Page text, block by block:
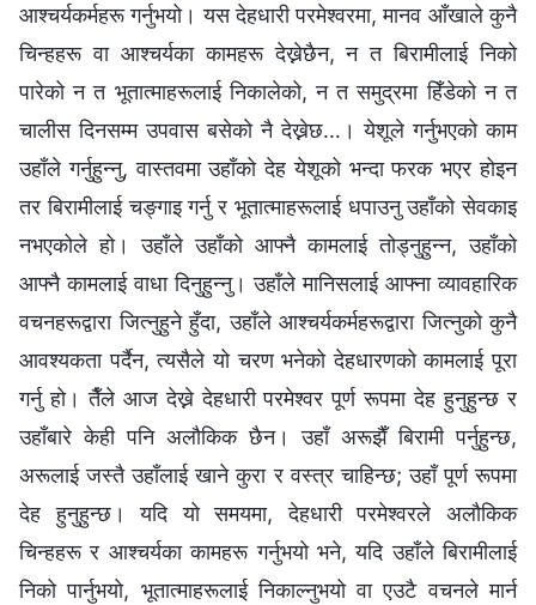
आश्‍चर्यकर्महरू गर्नुभयो। यस देहधारी परमेश्‍वरमा, मानव आँखाले कुनै
चिन्हहरू वा आश्चर्यका कामहरू देख्नेछैन, न त बिरामीलाई निको
पारेको न त भूतात्माहरूलाई निकालेको, न त समुद्रमा हिँडेको न त
चालीस दिनसम्म उपवास बसेको नै देख्नेछ…। येशूले गर्नुभएको काम
उहाँले गर्नुहुन्नु, वास्तवमा उहाँको देह येशूको भन्दा फरक भएर होइन
तर बिरामीलाई चङ्गाइ गर्नु र भूतात्माहरूलाई धपाउनु उहाँको सेवकाइ
नभएकोले हो। उहाँले उहाँको आफ्नै कामलाई तोड्नुहुन्न, उहाँको
आफ्नै कामलाई वाधा दिनुहुन्नु। उहाँले मानिसलाई आफ्ना व्यावहारिक
वचनहरूद्वारा जित्नुहुने हुँदा, उहाँले आश्चर्यकर्महरूद्वारा जित्नुको कुनै
आवश्यकता पर्दैन, त्यसैले यो चरण भनेको देहधारणको कामलाई पूरा
गर्नु हो। तैँले आज देख्ने देहधारी परमेश्‍वर पूर्ण रूपमा देह हुनुहुन्छ र
उहाँबारे केही पनि अलौकिक छैन। उहाँ अरूझैँ बिरामी पर्नुहुन्छ,
अरूलाई जस्तै उहाँलाई खाने कुरा र वस्त्र चाहिन्छ; उहाँ पूर्ण रूपमा
देह हुनुहुन्छ। यदि यो समयमा, देहधारी परमेश्‍वरले अलौकिक
चिन्हहरू र आश्चर्यका कामहरू गर्नुभयो भने, यदि उहाँले बिरामीलाई
निको पार्नुभयो, भूतात्माहरूलाई निकाल्नुभयो वा एउटै वचनले मार्न